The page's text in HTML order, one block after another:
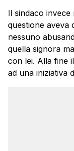
Il sindaco invece
questione aveva
nessuno
quella signora
con lei. Alla fine
ad una iniziativa